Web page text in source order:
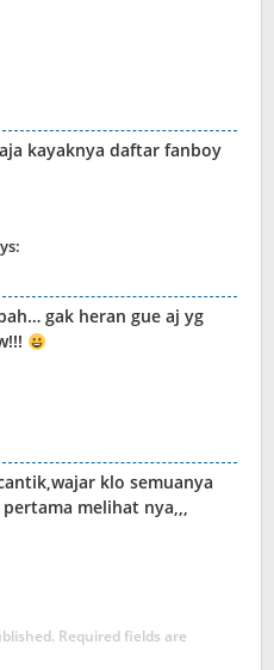
kayaknya daftar fanboy
gak heran gue aj yg
klo semuanya
melihat nya,,,
Required fields are